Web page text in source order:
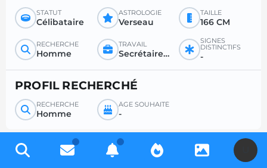
STATUT
Célibataire
ASTROLOGIE
Verseau
TAILLE
166 CM
RECHERCHE
Homme
TRAVAIL
Secrétaire / fonctionnaire / instituteur
SIGNES
DISTINCTIFS
-
PROFIL RECHERCHÉ
RECHERCHE
Homme
ÂGE SOUHAITÉ
-
Inscrivez-vous gratuitement pour accéder à des